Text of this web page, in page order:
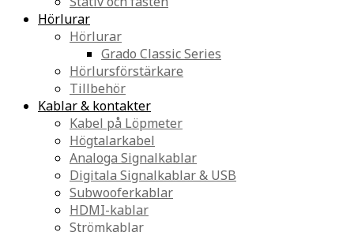
Hörlurar
Hörlurar
Grado Classic Series
Hörlursförstärkare
Tillbehör
Kablar & kontakter
Kabel på Löpmeter
Högtalarkabel
Analoga Signalkablar
Digitala Signalkablar & USB
Subwooferkablar
HDMI-kablar
Strömkablar